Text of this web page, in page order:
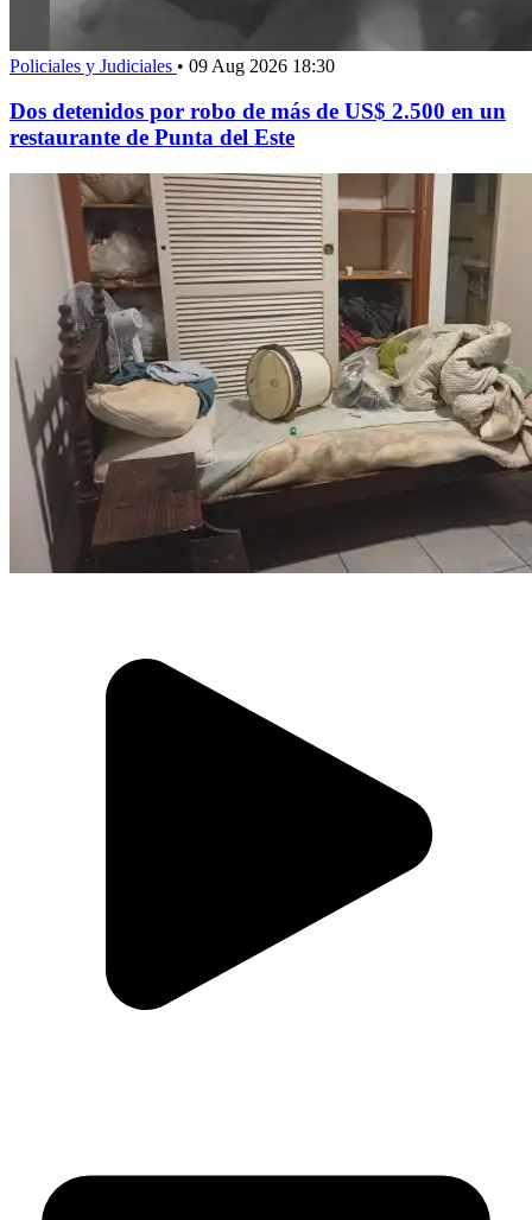
Policiales y Judiciales • 09 Aug 2026 18:30
Dos detenidos por robo de más de US$ 2.500 en un
restaurante de Punta del Este